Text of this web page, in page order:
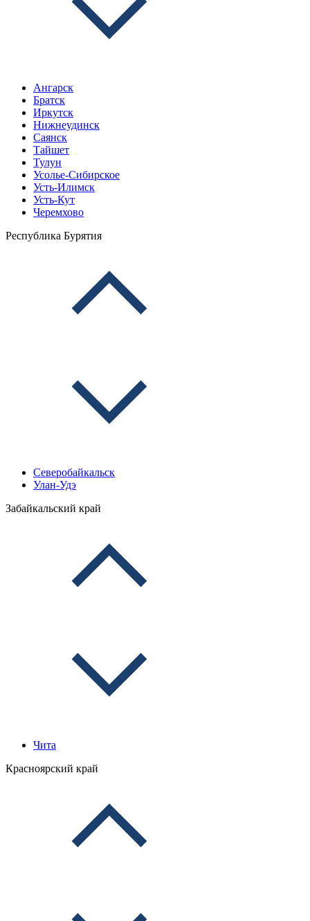
Ангарск
Братск
Иркутск
Нижнеудинск
Саянск
Тайшет
Тулун
Усолье-Сибирское
Усть-Илимск
Усть-Кут
Черемхово
Республика Бурятия
Северобайкальск
Улан-Удэ
Забайкальский край
Чита
Красноярский край